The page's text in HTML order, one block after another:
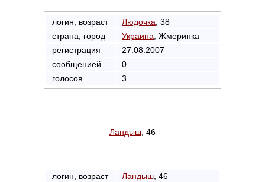
логин, возраст Людочка , 38
страна, город
Украина , Жмеринка
регистрация
27.08.2007
сообщенией
0
голосов
3
Ландыш , 46
логин, возраст Ландыш , 46